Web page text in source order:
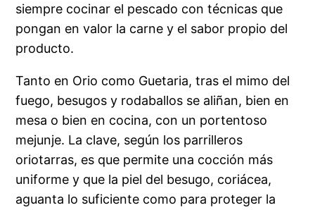
siempre cocinar el pescado con técnicas que
pongan en valor la carne y el sabor propio del
producto.
Tanto en Orio como Guetaria, tras el mimo del
fuego, besugos y rodaballos se aliñan, bien en
mesa o bien en cocina, con un portentoso
mejunje. La clave, según los parrilleros
oriotarras, es que permite una cocción más
uniforme y que la piel del besugo, coriácea,
aguanta lo suficiente como para proteger la